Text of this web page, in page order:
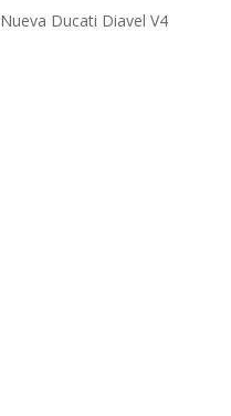
Nueva Ducati Diavel V4